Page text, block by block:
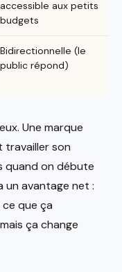
accessible aux petits
budgets
Bidirectionnelle (le
public répond)
Une marque
travailler son
quand on débute
un avantage net :
que ça
ça change